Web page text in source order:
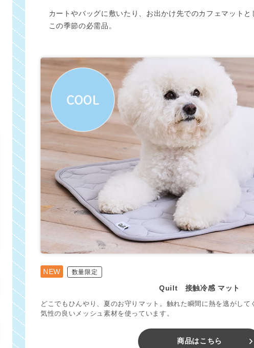
カートやバッグに敷いたり、お出かけ先でのカフェマット
この季節の必需品。
NEW 数量限定
Quilt 接触冷感 マット
どこでもひんやり、夏のお守りマット。触れた瞬間に熱を逃がし
気性の良いメッシュ素材を使っています。
商品はこちら